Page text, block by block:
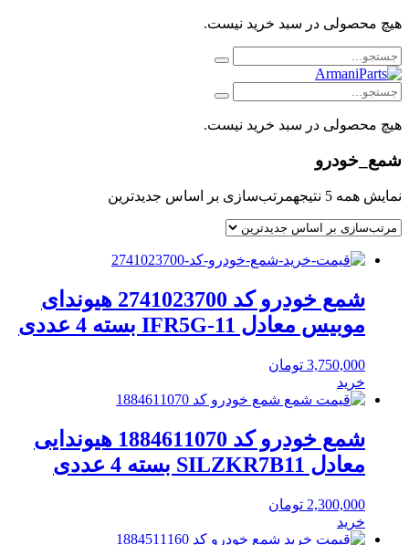
هیچ محصولی در سبد خرید نیست.
هیچ محصولی در سبد خرید نیست.
شمع_خودرو
نمایش همه 5 نتیجه مرتب‌سازی بر اساس جدیدترین
شمع خودرو کد 2741023700 هیوندای
موبیس معادل IFR5G-11 بسته 4 عددی
3,750,000 تومان
خرید
شمع خودرو کد 1884611070 هیوندایی
معادل SILZKR7B11 بسته 4 عددی
2,300,000 تومان
خرید